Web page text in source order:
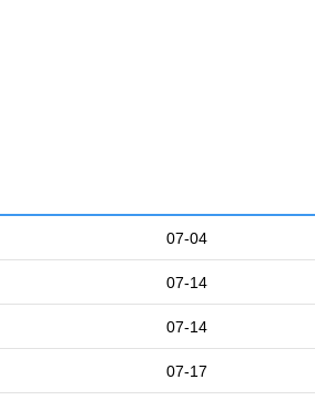
07-04
07-14
07-14
07-17